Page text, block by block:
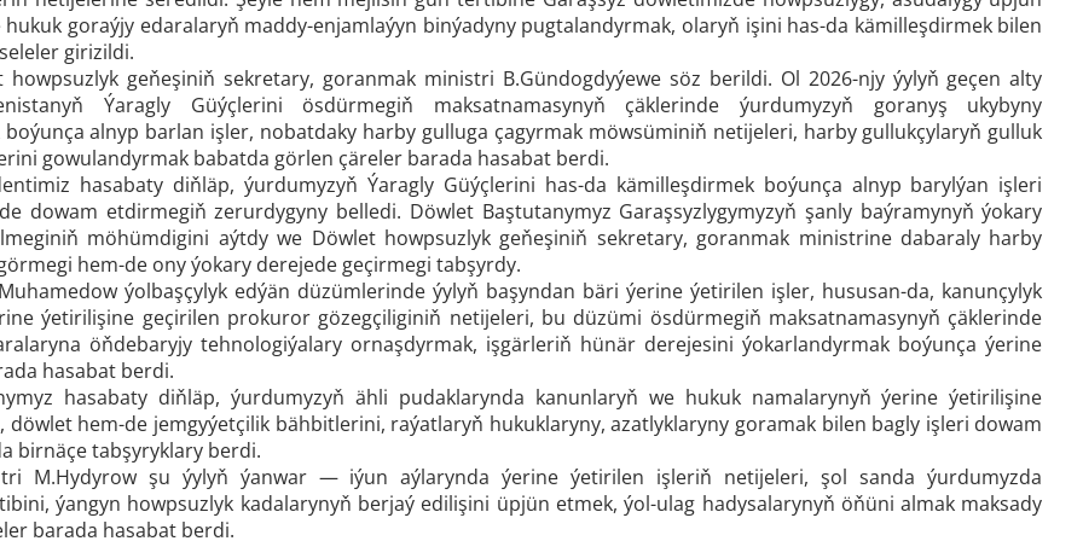
goraýjy edaralaryň maddy-enjamlaýyn binýadyny pugtalandyrmak, olaryň işini has-da kämilleşdirmek bilen
girizildi.
howpsuzlyk geňeşiniň sekretary, goranmak ministri B.Gündogdyýewe söz berildi. Ol 2026-njy ýylyň geçen alty
Ýaragly Güýçlerini ösdürmegiň maksatnamasynyň çäklerinde ýurdumyzyň goranyş ukybyny
alnyp barlan işler, nobatdaky harby gulluga çagyrmak möwsüminiň netijeleri, harby gullukçylaryň gulluk
gowulandyrmak babatda görlen çäreler barada hasabat berdi.
hasabaty diňläp, ýurdumyzyň Ýaragly Güýçlerini has-da kämilleşdirmek boýunça alnyp barylýan işleri
dowam etdirmegiň zerurdygyny belledi. Döwlet Baştutanymyz Garaşsyzlygymyzyň şanly baýramynyň ýokary
möhümdigini aýtdy we Döwlet howpsuzlyk geňeşiniň sekretary, goranmak ministrine dabaraly harby
hem-de ony ýokary derejede geçirmegi tabşyrdy.
ýolbaşçylyk edýän düzümlerinde ýylyň başyndan bäri ýerine ýetirilen işler, hususan-da, kanunçylyk
ýetirilişine geçirilen prokuror gözegçiliginiň netijeleri, bu düzümi ösdürmegiň maksatnamasynyň çäklerinde
öňdebaryjy tehnologiýalary ornaşdyrmak, işgärleriň hünär derejesini ýokarlandyrmak boýunça ýerine
hasabat berdi.
hasabaty diňläp, ýurdumyzyň ähli pudaklarynda kanunlaryň we hukuk namalarynyň ýerine ýetirilişine
döwlet hem-de jemgyýetçilik bähbitlerini, raýatlaryň hukuklaryny, azatlyklaryny goramak bilen bagly işleri dowam
birnäçe tabşyryklary berdi.
M.Hydyrow şu ýylyň ýanwar — iýun aýlarynda ýerine ýetirilen işleriň netijeleri, şol sanda ýurdumyzda
ýangyn howpsuzlyk kadalarynyň berjaý edilişini üpjün etmek, ýol-ulag hadysalarynyň öňüni almak maksady
barada hasabat berdi.